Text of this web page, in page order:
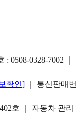
: 0508-0328-7002
확인]
｜ 통신판매번
호 ｜ 자동차 관리